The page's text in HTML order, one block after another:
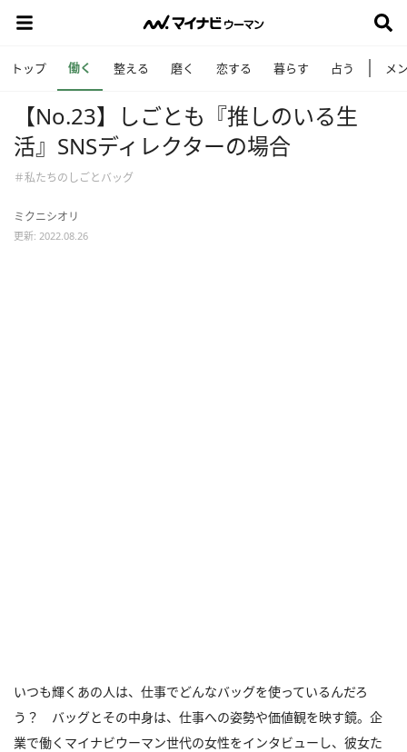
トップ 働く 整える 磨く 恋する 暮らす 占う メ
【No.23】しごとも『推しのいる生
活』SNSディレクターの場合
＃私たちのしごとバッグ
ミクニシオリ
更新: 2022.08.26
いつも輝くあの人は、仕事でどんなバッグを使っているんだろ
う？ バッグとその中身は、仕事への姿勢や価値観を映す鏡。企
業で働くマイナビウーマン世代の女性をインタビューし、彼女た